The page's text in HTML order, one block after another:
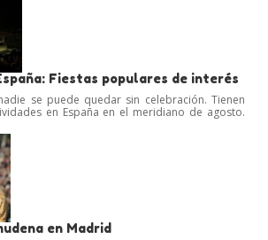
Fiestas populares de interés
se puede quedar sin celebración. Tienen
en España en el meridiano de agosto.
en Madrid